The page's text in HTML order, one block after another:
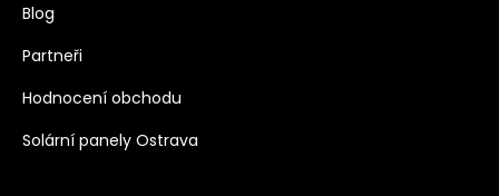
Blog
Partneři
Hodnocení obchodu
Solární panely Ostrava